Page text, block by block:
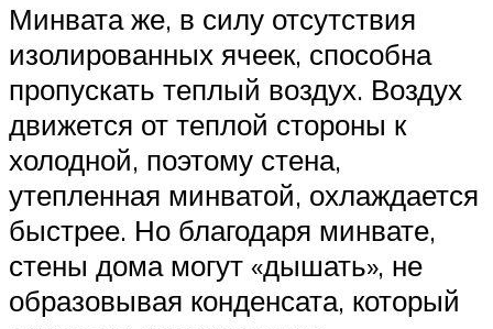
Минвата же, в силу отсутствия
изолированных ячеек, способна
пропускать теплый воздух. Воздух
движется от теплой стороны к
холодной, поэтому стена,
утепленная минватой, охлаждается
быстрее. Но благодаря минвате,
стены дома могут «дышать», не
образовывая конденсата, который